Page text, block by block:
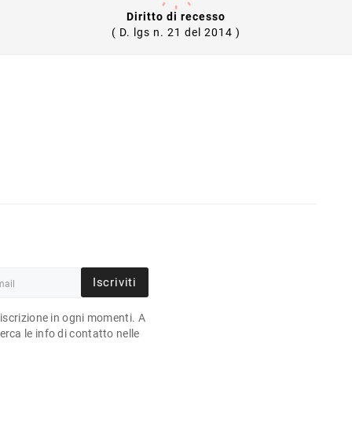
Diritto di recesso
( D. lgs n. 21 del 2014 )
Iscriviti
in ogni momenti. A
le info di contatto nelle